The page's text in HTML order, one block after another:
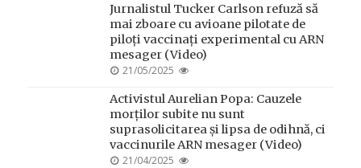
Jurnalistul Tucker Carlson refuză să
mai zboare cu avioane pilotate de
piloți vaccinați experimental cu ARN
mesager (Video)
POSTED
21/05/2025
Activistul Aurelian Popa: Cauzele
morților subite nu sunt
suprasolicitarea și lipsa de odihnă, ci
vaccinurile ARN mesager (Video)
POSTED
21/04/2025